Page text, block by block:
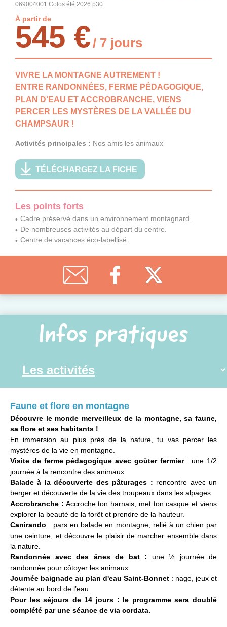
069004001 Colos été 2026 p30
À partir de
545 €/ 7 jours
VIVRE LA MONTAGNE AUTREMENT !
ENTRE RANDONNÉES, FERME PÉDAGOGIQUE,
PLAN D’EAU ET ACCROBRANCHE, VIENS
PERCER LES MYSTÈRES DE LA VALLÉE DU
CHAMPSAUR !
Activités principales : Nos amis les animaux
TÉLÉCHARGEZ LA FICHE
Les points forts
Cadre préservé dans un environnement montagnard.
De nombreuses activités au départ du centre.
Centre de vacances éco-labellisé.
Infos pratiques
Faune et flore en montagne
Découvre le monde merveilleux de la montagne, sa faune,
sa flore et ses habitants !
En immersion au plus près de la nature, tu vas percer les
mystères de la vie en montagne.
Visite de ferme pédagogique avec goûter fermier : une 1/2
journée à la rencontre des animaux.
Balade à la découverte des pâturages : rencontre avec un
berger et découverte de la vie des troupeaux dans les alpages.
Accrobranche : Accroche ton harnais, met ton casque et viens
explorer la beauté de la forêt et prendre de la hauteur.
Canirando : pars en balade en montagne, relié à un chien par
une ceinture, et découvre le plaisir de marcher ensemble dans
la nature.
Randonnée avec des ânes de bat : une ½ journée de
randonnée pour côtoyer les animaux
Journée baignade au plan d'eau Saint-Bonnet : nage, jeux et
détente au bord de l’eau.
Pour les séjours de 14 jours : le programme sera doublé
complété par une séance de via cordata.